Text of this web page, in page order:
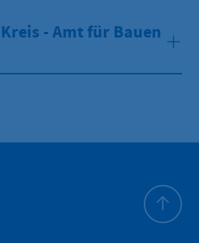
- Amt für Bauen